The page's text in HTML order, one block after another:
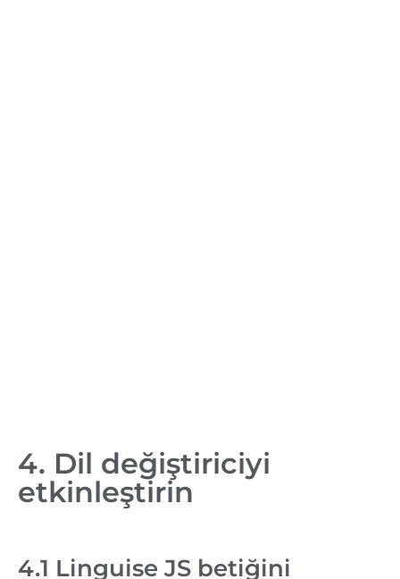
4. Dil değiştiriciyi
etkinleştirin
4.1 Linguise JS betiğini